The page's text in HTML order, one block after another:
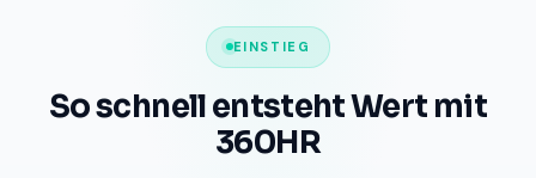
EINSTIEG
So schnell entsteht Wert mit
360HR